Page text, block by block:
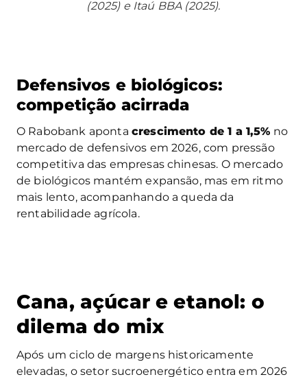
(2025) e Itaú BBA (2025).
Defensivos e biológicos:
competição acirrada
O Rabobank aponta crescimento de 1 a 1,5% no
mercado de defensivos em 2026, com pressão
competitiva das empresas chinesas. O mercado
de biológicos mantém expansão, mas em ritmo
mais lento, acompanhando a queda da
rentabilidade agrícola.
Cana, açúcar e etanol: o
dilema do mix
Após um ciclo de margens historicamente
elevadas, o setor sucroenergético entra em 2026